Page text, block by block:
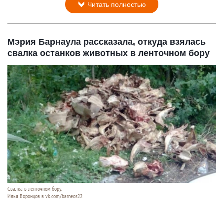
Читать полностью
Мэрия Барнаула рассказала, откуда взялась
свалка останков животных в ленточном бору
Свалка в ленточном бору.
Илья Воронцов в vk.com/barneos22